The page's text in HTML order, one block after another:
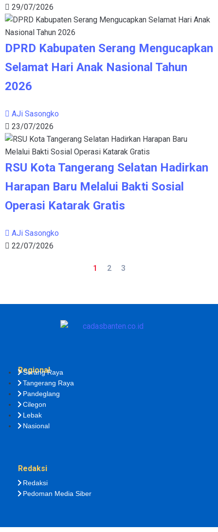
29/07/2026
DPRD Kabupaten Serang Mengucapkan
Selamat Hari Anak Nasional Tahun
2026
AJi Sasongko
23/07/2026
RSU Kota Tangerang Selatan Hadirkan
Harapan Baru Melalui Bakti Sosial
Operasi Katarak Gratis
AJi Sasongko
22/07/2026
1 2 3
Regional
Serang Raya
Tangerang Raya
Pandeglang
Cilegon
Lebak
Nasional
Redaksi
Redaksi
Pedoman Media Siber